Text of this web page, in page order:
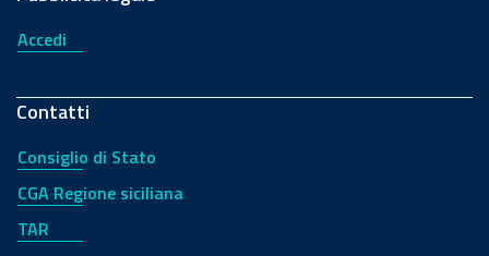
Accedi
Contatti
Consiglio di Stato
CGA Regione siciliana
TAR